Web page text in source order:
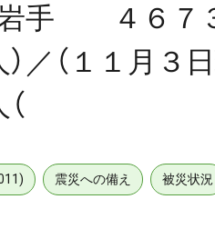
岩手 ４６７
）／（１１月
震災への備え 被災状況